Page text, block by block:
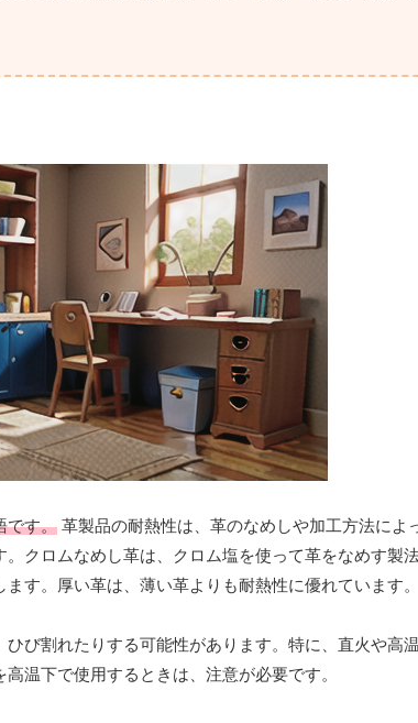
です。 革製品の耐熱性は、革のなめしや加工方法によ
クロムなめし革は、クロム塩を使って革をなめす製法
す。厚い革は、薄い革よりも耐熱性に優れています。
び割れたりする可能性があります。特に、直火や高
温下で使用するときは、注意が必要です。